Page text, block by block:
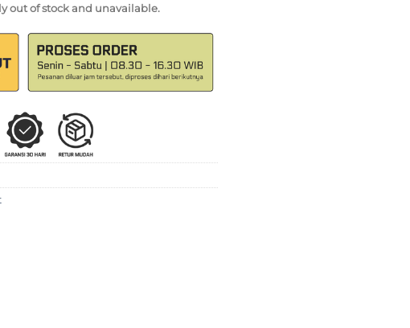
out of stock and unavailable.